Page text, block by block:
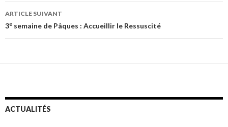
articles
ARTICLE SUIVANT
3e semaine de Pâques : Accueillir le Ressuscité
ACTUALITÉS